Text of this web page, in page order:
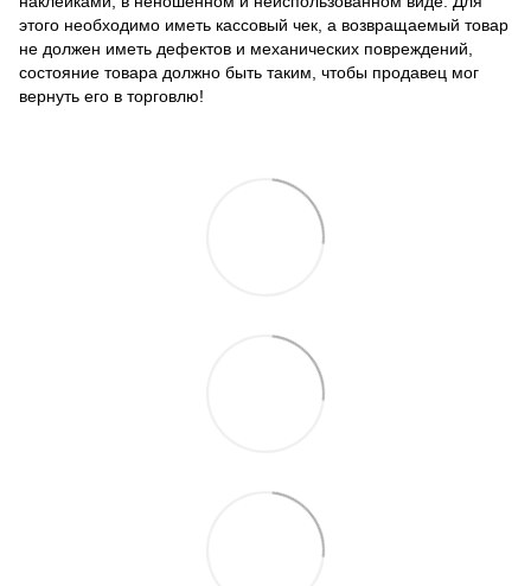
этого необходимо иметь кассовый чек, а возвращаемый товар
не должен иметь дефектов и механических повреждений,
состояние товара должно быть таким, чтобы продавец мог
вернуть его в торговлю!